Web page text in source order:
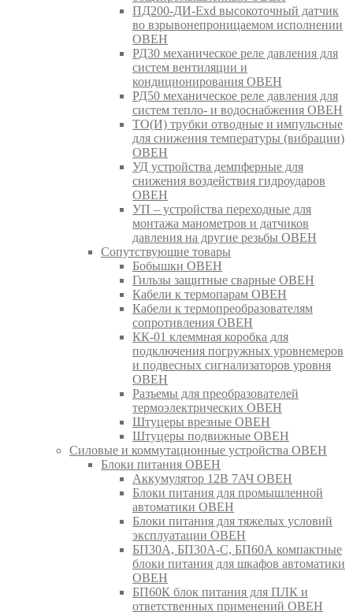
ПД200-ДИ-Exd высокоточный датчик
во взрывонепроницаемом исполнении
ОВЕН
РД30 механическое реле давления для
систем вентиляции и
кондиционирования ОВЕН
РД50 механическое реле давления для
систем тепло- и водоснабжения ОВЕН
ТО(И) трубки отводные и импульсные
для снижения температуры (вибрации)
ОВЕН
УД устройства демпферные для
снижения воздействия гидроударов
ОВЕН
УП – устройства переходные для
монтажа манометров и датчиков
давления на другие резьбы ОВЕН
Сопутствующие товары
Бобышки ОВЕН
Гильзы защитные сварные ОВЕН
Кабели к термопарам ОВЕН
Кабели к термопреобразователям
сопротивления ОВЕН
КК-01 клеммная коробка для
подключения погружных уровнемеров
и подвесных сигнализаторов уровня
ОВЕН
Разъемы для преобразователей
термоэлектрических ОВЕН
Штуцеры врезные ОВЕН
Штуцеры подвижные ОВЕН
Силовые и коммутационные устройства ОВЕН
Блоки питания ОВЕН
Аккумулятор 12В 7АЧ ОВЕН
Блоки питания для промышленной
автоматики ОВЕН
Блоки питания для тяжелых условий
эксплуатации ОВЕН
БП30А, БП30А-С, БП60А компактные
блоки питания для шкафов автоматики
ОВЕН
БП60К блок питания для ПЛК и
ответственных применений ОВЕН